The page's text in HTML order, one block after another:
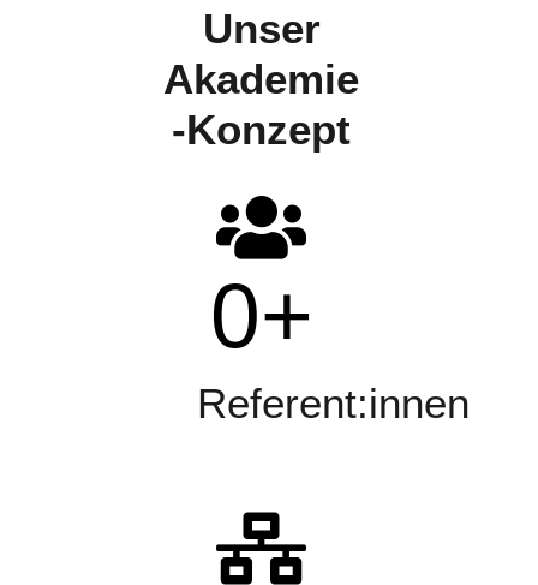
Unser
Akademie
-Konzept
0+
Referent:innen